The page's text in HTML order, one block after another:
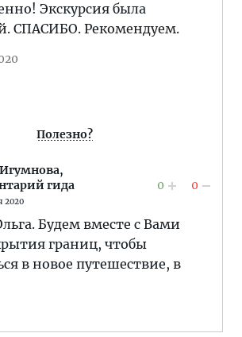
Экскурсия была
СПАСИБО. Рекомендуем.
Полезно?
гида
2020
0 0
Будем вместе с Вами
границ, чтобы
в новое путешествие, в